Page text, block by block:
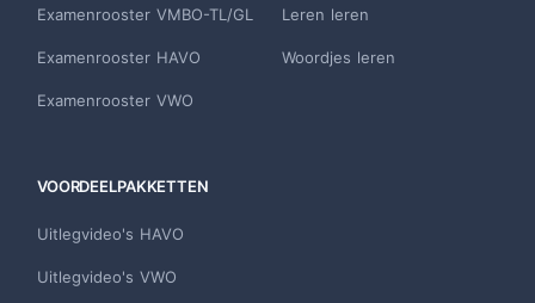
Examenrooster VMBO-TL/GL
Examenrooster HAVO
Examenrooster VWO
Leren leren
Woordjes leren
VOORDEELPAKKETTEN
Uitlegvideo's HAVO
Uitlegvideo's VWO